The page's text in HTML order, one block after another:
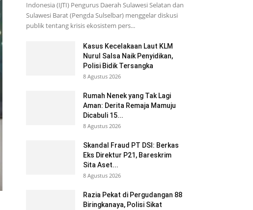
Indonesia (IJTI) Pengurus Daerah Sulawesi Selatan dan
Sulawesi Barat (Pengda Sulselbar) menggelar diskusi
publik tentang krisis ekosistem pers...
Kasus Kecelakaan Laut KLM
Nurul Salsa Naik Penyidikan,
Polisi Bidik Tersangka
8 Agustus 2026
Rumah Nenek yang Tak Lagi
Aman: Derita Remaja Mamuju
Dicabuli 15...
8 Agustus 2026
Skandal Fraud PT DSI: Berkas
Eks Direktur P21, Bareskrim
Sita Aset...
8 Agustus 2026
Razia Pekat di Pergudangan 88
Biringkanaya, Polisi Sikat